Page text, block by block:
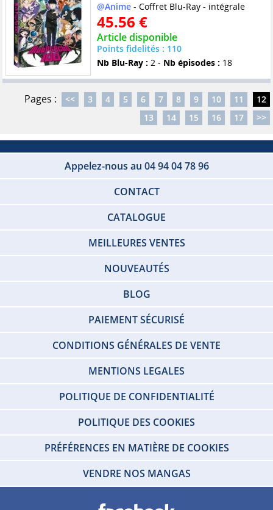
@Anime- Coffret Blu-Ray - intégrale
45.56 €
Article disponible
Points fidelités : 110
Nb Blu-Ray : 2 - Nb épisodes : 18
Pages : << 3 4 5 6 7 8 9 10 11
12
13
14 15 16 17 >>
Appelez-nous au 04 94 04 78 96
CONTACT
CATALOGUE
MEILLEURES VENTES
NOUVEAUTÉS
BLOG
PAIEMENT SÉCURISÉ
CONDITIONS GÉNÉRALES DE VENTE
MENTIONS LEGALES
POLITIQUE DE CONFIDENTIALITÉ
POLITIQUE DES COOKIES
PRÉFÉRENCES EN MATIÈRE DE COOKIES
VENDRE NOS MANGAS